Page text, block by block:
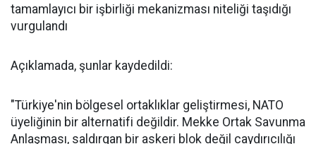
tamamlayıcı bir işbirliği mekanizması niteliği taşıdığı
vurgulandı
Açıklamada, şunlar kaydedildi:
"Türkiye'nin bölgesel ortaklıklar geliştirmesi, NATO
üyeliğinin bir alternatifi değildir. Mekke Ortak Savunma
Anlaşması, saldırgan bir askeri blok değil caydırıcılığı